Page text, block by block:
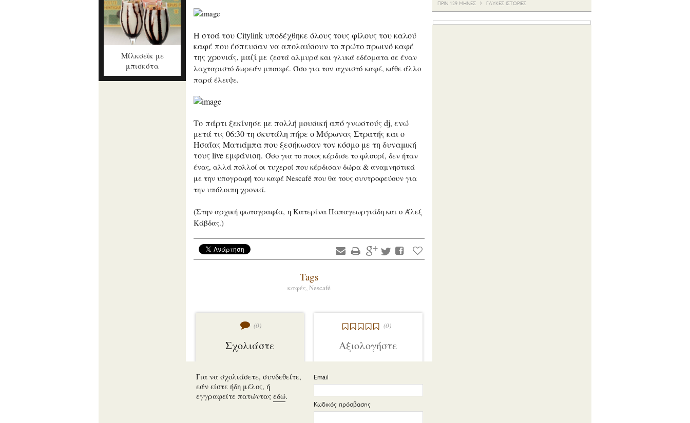
Μίλκσεϊκ με
μπισκότα
Η στοά του Citylink υποδέχθηκε όλους τους φίλους του καλού
καφέ που έσπευσαν να απολαύσουν το πρώτο πρωινό καφέ
της χρονιάς, μαζί με ζεστά αλμυρά και γλυκά εδέσματα σε έναν
λαχταριστό δωρεάν μπουφέ. Όσο για τον αχνιστό καφέ, κάθε άλλο
παρά έλειψε.
Το πάρτι ξεκίνησε με πολλή μουσική από γνωστούς dj, ενώ
μετά τις 06:30 τη σκυτάλη πήρε ο Μύρωνας Στρατής και ο
Ησαΐας Ματιάμπα που ξεσήκωσαν τον κόσμο με τη δυναμική
τους live εμφάνιση. Όσο για το ποιος κέρδισε το φλουρί, δεν ήταν
ένας, αλλά πολλοί οι τυχεροί που κέρδισαν δώρα & αναμνηστικά
με την υπογραφή του καφέ Nescafé που θα τους συντροφεύουν για
την υπόλοιπη χρονιά.
(Στην αρχική φωτογραφία, η Κατερίνα Παπαγεωργιάδη και ο Άλεξ
Κάβδας.)
Tags
καφές,Nescafé
(0)
Σχολιάστε
(0)
Αξιολογήστε
Για να σχολιάσετε, συνδεθείτε,
εάν είστε ήδη μέλος, ή
εγγραφείτε πατώντας εδώ.
Email
Κωδικός πρόσβασης
ΠΡΙΝ 129 ΜΗΝΕΣ ΓΛΥΚΕΣ ΙΣΤΟΡΙΕΣ